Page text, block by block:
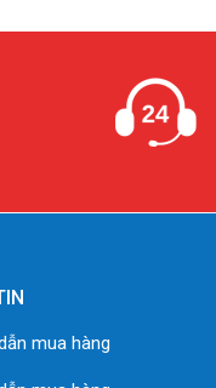
mua hàng